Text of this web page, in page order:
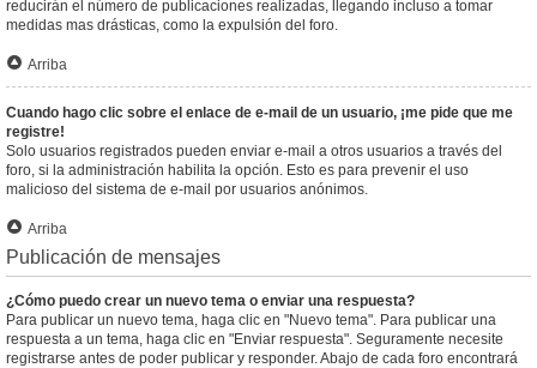
reducirán el número de publicaciones realizadas, llegando incluso a tomar
medidas mas drásticas, como la expulsión del foro.
Arriba
Cuando hago clic sobre el enlace de e-mail de un usuario, ¡me pide que me
registre!
Solo usuarios registrados pueden enviar e-mail a otros usuarios a través del
foro, si la administración habilita la opción. Esto es para prevenir el uso
malicioso del sistema de e-mail por usuarios anónimos.
Arriba
Publicación de mensajes
¿Cómo puedo crear un nuevo tema o enviar una respuesta?
Para publicar un nuevo tema, haga clic en "Nuevo tema". Para publicar una
respuesta a un tema, haga clic en "Enviar respuesta". Seguramente necesite
registrarse antes de poder publicar y responder. Abajo de cada foro encontrará